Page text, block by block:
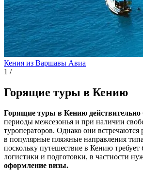
Кения из Варшавы Авиа
1 /
Горящие туры в Кению
Горящие туры в Кению
периоды межсезонья и при наличии
туроператоров. Однако они
в популярные пляжные направления
поскольку путешествие в Кению требует
логистики и подготовки, в частности
оформление визы.